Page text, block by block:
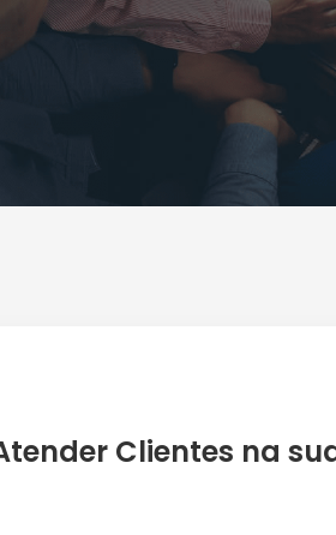
Clientes na